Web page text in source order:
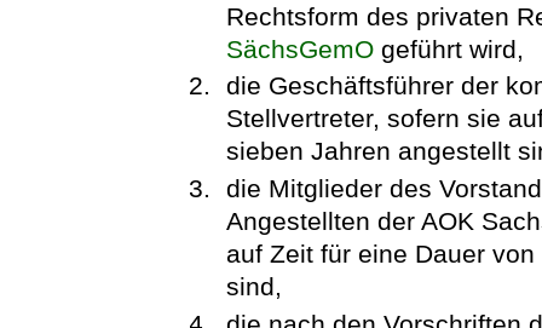
Rechtsform des privaten
SächsGemOgeführt wird,
die Geschäftsführer der
Stellvertreter, sofern sie
sieben Jahren angestellt
die Mitglieder des
Angestellten der AOK
auf Zeit für eine Dauer
sind,